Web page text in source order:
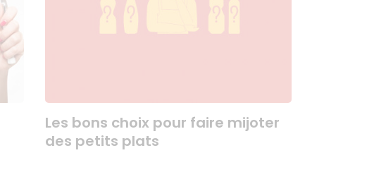
Les bons choix pour faire mijoter
des petits plats